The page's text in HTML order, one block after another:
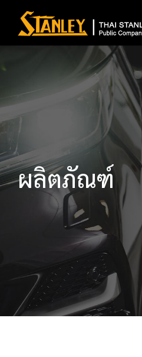
ผลิตภัณฑ์